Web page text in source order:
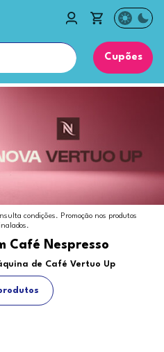
Cupões
condições. Promoção nos produtos
Café Nespresso
de Café Vertuo Up